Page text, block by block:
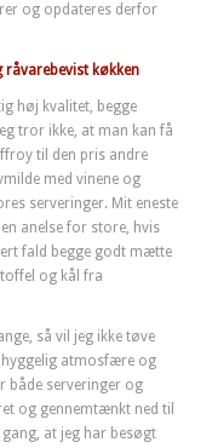
og opdateres derfor
råvarebevist køkken
høj kvalitet, begge
tror ikke, at man kan få
til den pris andre
med vinene og
serveringer. Mit eneste
anelse for store, hvis
fald begge godt mætte
og kål fra
så vil jeg ikke tøve
hyggelig atmosfære og
både serveringer og
og gennemtænkt ned til
at jeg har besøgt